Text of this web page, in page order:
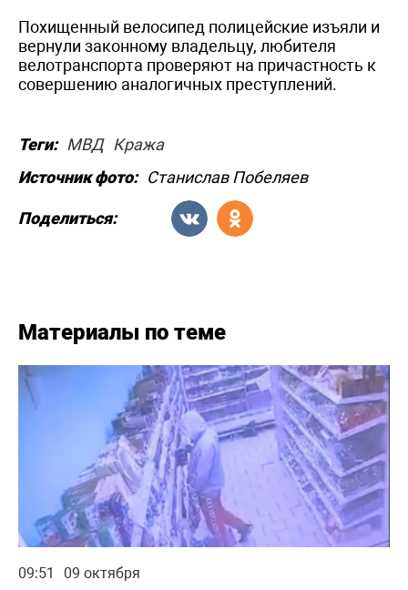
Похищенный велосипед полицейские изъяли и
вернули законному владельцу, любителя
велотранспорта проверяют на причастность к
совершению аналогичных преступлений.
Теги: МВД Кража
Источник фото: Станислав Побеляев
Поделиться:
Материалы по теме
09:51 09 октября